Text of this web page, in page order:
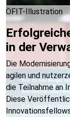
ÖFIT-Illustration
in der
Die
agilen und
die Teilnahme an
Diese